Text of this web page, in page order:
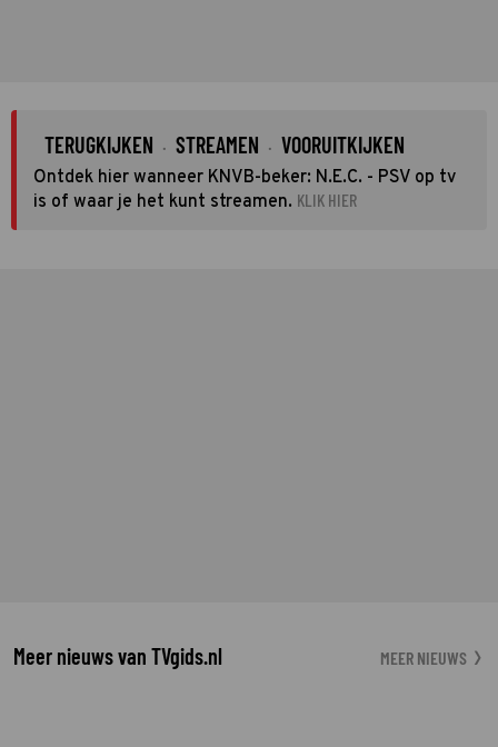
TERUGKIJKEN · STREAMEN · VOORUITKIJKEN
Ontdek hier wanneer KNVB-beker: N.E.C. - PSV op tv
is of waar je het kunt streamen. KLIK HIER
Meer nieuws van TVgids.nl MEER NIEUWS